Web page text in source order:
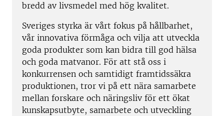
bredd av livsmedel med hög kvalitet.
Sveriges styrka är vårt fokus på hållbarhet,
vår innovativa förmåga och vilja att utveckla
goda produkter som kan bidra till god hälsa
och goda matvanor. För att stå oss i
konkurrensen och samtidigt framtidssäkra
produktionen, tror vi på ett nära samarbete
mellan forskare och näringsliv för ett ökat
kunskapsutbyte, samarbete och utveckling